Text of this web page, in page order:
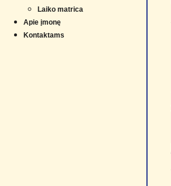
Laiko matrica
Apie įmonę
Kontaktams